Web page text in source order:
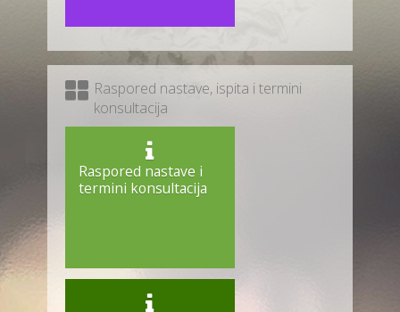
Raspored nastave, ispita i termini
konsultacija
Raspored nastave i
termini konsultacija